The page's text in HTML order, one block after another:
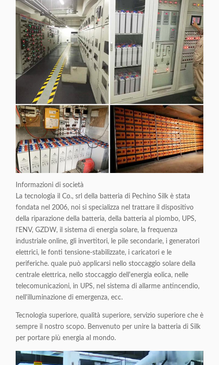
Informazioni di società
La tecnologia il Co., srl della batteria di Pechino Silk è stata
fondata nel 2006, noi si specializza nel trattare il dispositivo
della riparazione della batteria, della batteria al piombo, UPS,
l'ENV, GZDW, il sistema di energia solare, la frequenza
industriale online, gli invertitori, le pile secondarie, i generatori
elettrici, le fonti tensione-stabilizzate, i caricatori e le
periferiche. quale può applicarsi nello stoccaggio solare della
centrale elettrica, nello stoccaggio dell'energia eolica, nelle
telecomunicazioni, in UPS, nel sistema di allarme antincendio,
nell'illuminazione di emergenza, ecc.
Tecnologia superiore, qualità superiore, servizio superiore che è
sempre il nostro scopo. Benvenuto per unire la batteria di Silk
per portare più energia al mondo.